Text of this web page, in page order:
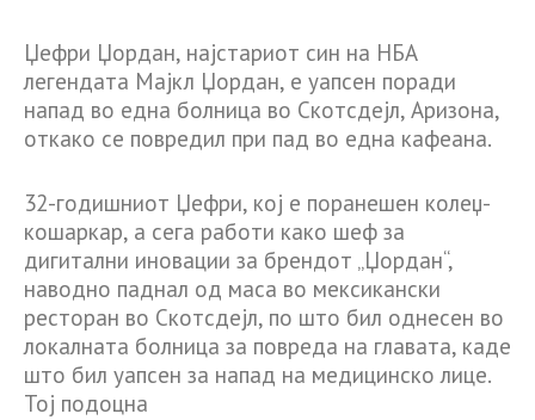
Џефри Џордан, најстариот син на НБА
легендата Мајкл Џордан, е уапсен поради
напад во една болница во Скотсдејл, Аризона,
откако се повредил при пад во една кафеана.
32-годишниот Џефри, кој е поранешен колеџ-
кошаркар, а сега работи како шеф за
дигитални иновации за брендот „Џордан“,
наводно паднал од маса во мексикански
ресторан во Скотсдејл, по што бил однесен во
локалната болница за повреда на главата, каде
што бил уапсен за напад на медицинско лице.
Тој подоцна